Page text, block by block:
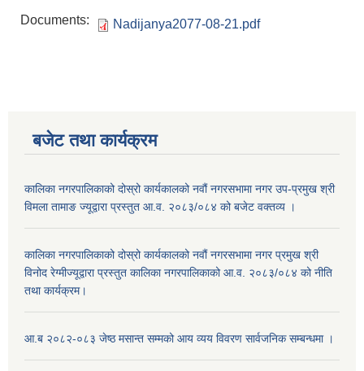
Documents: Nadijanya2077-08-21.pdf
बजेट तथा कार्यक्रम
कालिका नगरपालिकाको दोस्रो कार्यकालको नवौं नगरसभामा नगर उप-प्रमुख श्री
विमला तामाङ ज्यूद्वारा प्रस्तुत आ.व. २०८३/०८४ को बजेट वक्तव्य ।
कालिका नगरपालिकाको दोस्रो कार्यकालको नवौं नगरसभामा नगर प्रमुख श्री
विनोद रेग्मीज्यूद्वारा प्रस्तुत कालिका नगरपालिकाको आ.व. २०८३/०८४ को नीति
तथा कार्यक्रम।
आ.ब २०८२-०८३ जेष्ठ मसान्त सम्मको आय व्यय विवरण सार्वजनिक सम्बन्धमा ।